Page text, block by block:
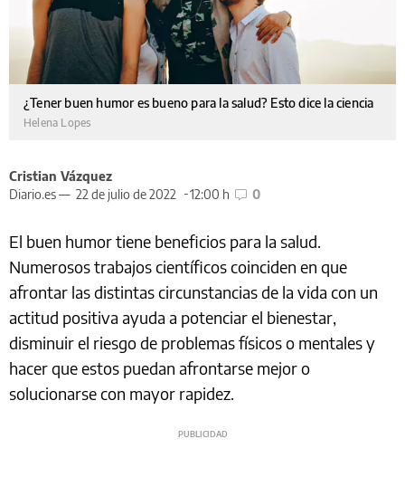
¿Tener buen humor es bueno para la salud? Esto dice la ciencia
Helena Lopes
Cristian Vázquez
Diario.es — 22 de julio de 2022 12:00 h 0
El buen humor tiene beneficios para la salud.
Numerosos trabajos científicos coinciden en que
afrontar las distintas circunstancias de la vida con un
actitud positiva ayuda a potenciar el bienestar,
disminuir el riesgo de problemas físicos o mentales y
hacer que estos puedan afrontarse mejor o
solucionarse con mayor rapidez.